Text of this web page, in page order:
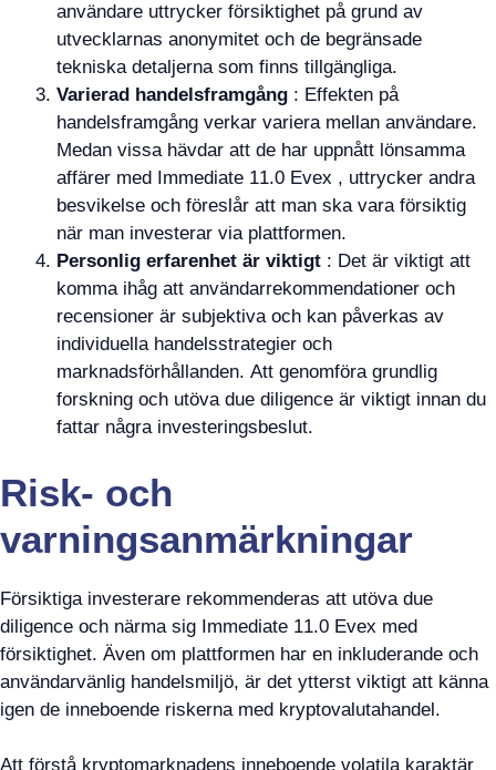
användare uttrycker försiktighet på grund av
utvecklarnas anonymitet och de begränsade
tekniska detaljerna som finns tillgängliga.
Varierad handelsframgång : Effekten på
handelsframgång verkar variera mellan användare.
Medan vissa hävdar att de har uppnått lönsamma
affärer med Immediate 11.0 Evex , uttrycker andra
besvikelse och föreslår att man ska vara försiktig
när man investerar via plattformen.
Personlig erfarenhet är viktigt : Det är viktigt att
komma ihåg att användarrekommendationer och
recensioner är subjektiva och kan påverkas av
individuella handelsstrategier och
marknadsförhållanden. Att genomföra grundlig
forskning och utöva due diligence är viktigt innan du
fattar några investeringsbeslut.
Risk- och
varningsanmärkningar
Försiktiga investerare rekommenderas att utöva due
diligence och närma sig Immediate 11.0 Evex med
försiktighet. Även om plattformen har en inkluderande och
användarvänlig handelsmiljö, är det ytterst viktigt att känna
igen de inneboende riskerna med kryptovalutahandel.
Att förstå kryptomarknadens inneboende volatila karaktär